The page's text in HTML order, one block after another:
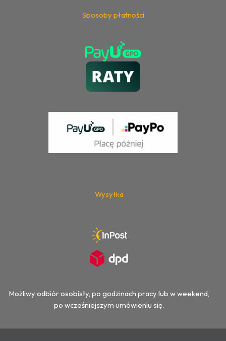
Sposoby płatności
Wysyłka
Możliwy odbiór osobisty, po godzinach pracy lub w weekend,
po wcześniejszym umówieniu się.